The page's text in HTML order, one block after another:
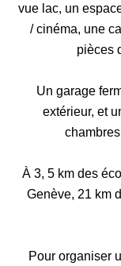
vue lac, un
/ cinéma, une
pièces
Un garage
extérieur, et
À 3, 5 km des
Genève, 21 km
Pour organiser